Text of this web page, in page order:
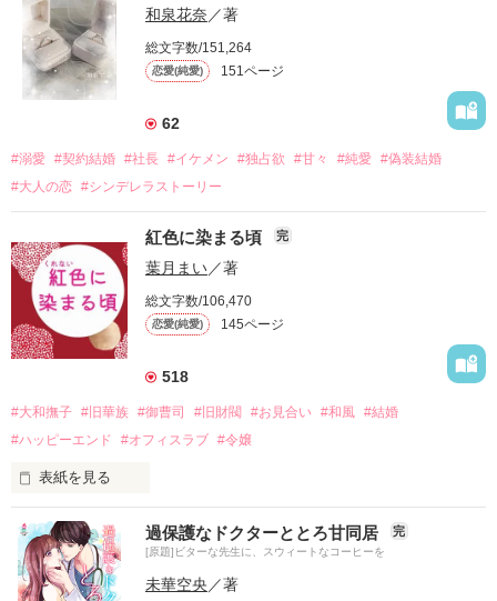
和泉花奈 ／著
総文字数/151,264
恋愛(純愛) 151ページ
62
#溺愛 #契約結婚 #社長 #イケメン #独占欲 #甘々 #純愛 #偽装結婚
#大人の恋 #シンデレラストーリー
紅色に染まる頃 完
葉月まい／著
総文字数/106,470
恋愛(純愛) 145ページ
518
#大和撫子 #旧華族 #御曹司 #旧財閥 #お見合い #和風
#結婚
#ハッピーエンド
#オフィスラブ #令嬢
表紙を見る
令嬢と御曹司の恋
*⋆꒰ঌ┈┈┈┈┈┈┈┈┈┈┈໒꒱⋆*
名家の令嬢と御曹司
過保護なドクターととろ甘同居 完
[原題]ビターな先生に、スウィートなコーヒーを
未華空央 ／著